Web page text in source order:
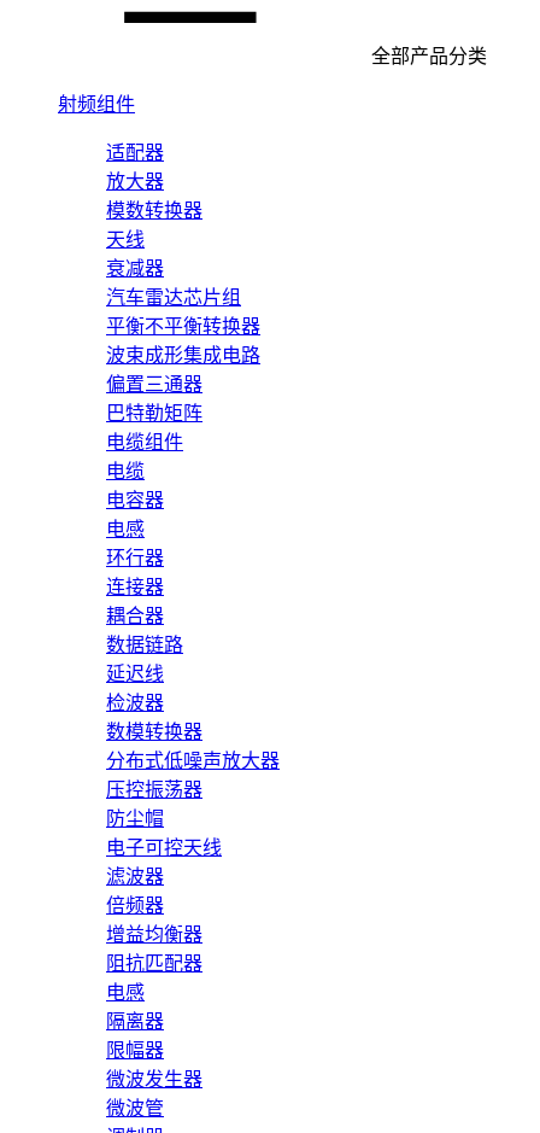
全部产品分类
射频组件
适配器
放大器
模数转换器
天线
衰减器
汽车雷达芯片组
平衡不平衡转换器
波束成形集成电路
偏置三通器
巴特勒矩阵
电缆组件
电缆
电容器
电感
环行器
连接器
耦合器
数据链路
延迟线
检波器
数模转换器
分布式低噪声放大器
压控振荡器
防尘帽
电子可控天线
滤波器
倍频器
增益均衡器
阻抗匹配器
电感
隔离器
限幅器
微波发生器
微波管